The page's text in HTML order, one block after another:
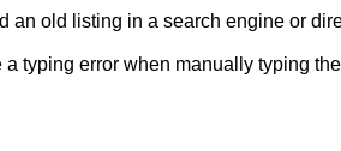
an old listing in a search engine or
a typing error when manually typing